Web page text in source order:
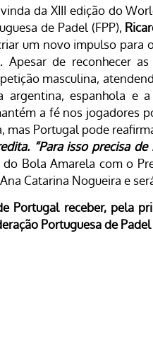
da XIII edição do
de Padel (FPP),
um novo impulso
Apesar de reconhecer
masculina,
argentina, espanhola e
a fé nos jogadores
mas Portugal pode
“Para isso precisa
Bola Amarela com o
Catarina Nogueira e
Portugal receber, pela
Portuguesa de